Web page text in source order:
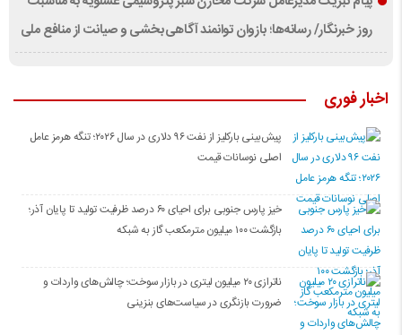
روز خبرنگار/ رسانه‌ها؛ بازوان توانمند آگاهی‌بخشی و صیانت از منافع ملی
اخبار فوری
پیش‌بینی بارکلیز از نفت ۹۶ دلاری در سال ۲۰۲۶؛ تنگه هرمز عامل
اصلی نوسانات قیمت
خیز پارس جنوبی برای احیای ۶۰ درصد ظرفیت تولید تا پایان آذر؛
بازگشت ۱۰۰ میلیون مترمکعب گاز به شبکه
ناترازی ۲۰ میلیون لیتری در بازار سوخت؛ چالش‌های واردات و
ضرورت بازنگری در سیاست‌های بنزینی